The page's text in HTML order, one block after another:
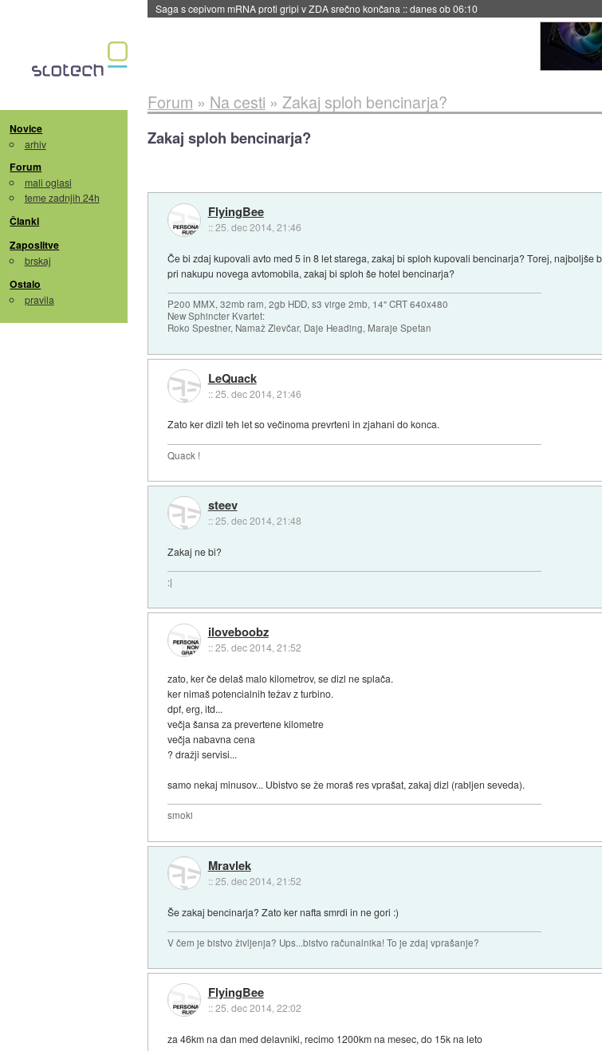
BMW v vozilih začel predvajati reklame::danes ob 06:09
Novice
arhiv
Forum
mali oglasi
teme zadnjih 24h
Članki
Zaposlitve
brskaj
Ostalo
pravila
Forum » Na cesti » Zakaj sploh bencinarja?
Zakaj sploh bencinarja?
FlyingBee
::25. dec 2014, 21:46
Če bi zdaj kupovali avto med 5 in 8 let starega, zakaj bi sploh kupovali bencinarja? Torej,
pri nakupu novega avtomobila, zakaj bi sploh še hotel bencinarja?
P200 MMX, 32mb ram, 2gb HDD, s3 virge 2mb, 14" CRT 640x480
New Sphincter Kvartet:
Roko Spestner, Namaž Zlevčar, Daje Heading, Maraje Spetan
LeQuack
::25. dec 2014, 21:46
Zato ker dizli teh let so večinoma prevrteni in zjahani do konca.
Quack !
steev
::25. dec 2014, 21:48
Zakaj ne bi?
:|
iloveboobz
::25. dec 2014, 21:52
zato, ker če delaš malo kilometrov, se dizl ne splača.
ker nimaš potencialnih težav z turbino.
dpf, erg, itd...
večja šansa za prevertene kilometre
večja nabavna cena
? dražji servisi...
samo nekaj minusov... Ubistvo se že moraš res vprašat, zakaj dizl (rabljen seveda).
smoki
Mravlek
::25. dec 2014, 21:52
Še zakaj bencinarja? Zato ker nafta smrdi in ne gori :)
V čem je bistvo življenja? Ups...bistvo računalnika! To je zdaj vprašanje?
FlyingBee
::25. dec 2014, 22:02
za 46km na dan med delavniki, recimo 1200km na mesec, do 15k na leto